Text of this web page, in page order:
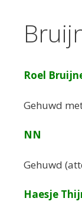
Roel
Gehuwd
NN
Gehuwd
Haesje